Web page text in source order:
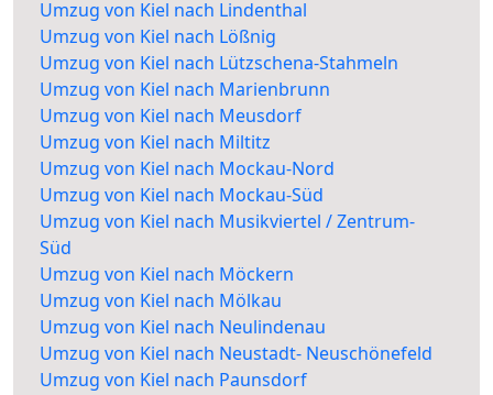
Umzug von Kiel nach Lindenthal
Umzug von Kiel nach Lößnig
Umzug von Kiel nach Lützschena-Stahmeln
Umzug von Kiel nach Marienbrunn
Umzug von Kiel nach Meusdorf
Umzug von Kiel nach Miltitz
Umzug von Kiel nach Mockau-Nord
Umzug von Kiel nach Mockau-Süd
Umzug von Kiel nach Musikviertel / Zentrum-
Süd
Umzug von Kiel nach Möckern
Umzug von Kiel nach Mölkau
Umzug von Kiel nach Neulindenau
Umzug von Kiel nach Neustadt- Neuschönefeld
Umzug von Kiel nach Paunsdorf